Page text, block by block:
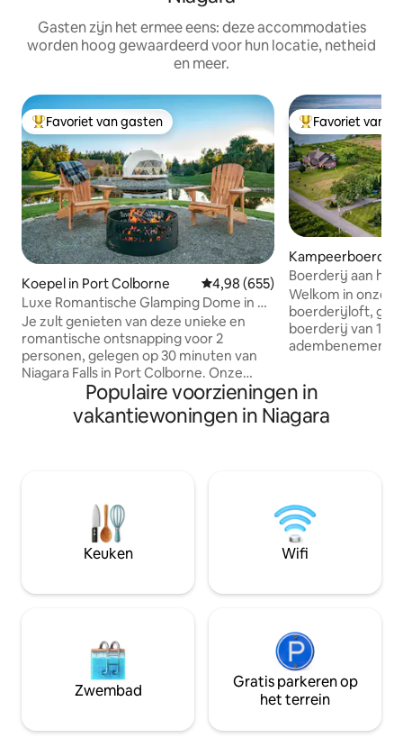
Gasten zijn het ermee eens: deze accommodaties
worden hoog gewaardeerd voor hun locatie, netheid
en meer.
Topfavoriet van gasten
Favoriet van gasten
Koepel in Port Colborne Gemiddelde beoordeling van
4,98 (655)
Luxe Romantische Glamping Dome in de
buurt van Niagara Falls
Je zult genieten van deze unieke en
romantische ontsnapping voor 2
personen, gelegen op 30 minuten van
Niagara Falls in Port Colborne. Onze
geodome van 400 m ² biedt alle
voorzieningen die nodig zijn voor een
ontspannen, romantisch uitje.
Geniet van een open haard, een
bubbelbad, een comfortabel queensize
bed, een eigen terras met een vuurtafel,
een buitendouche, een vuurplaats op je
airconditioning en wifi.
Topfavoriet van
Favoriet van
n
Boerderij aan het
Vuurplaats |
Welkom in onze
boerderijloft,
boerderij van 10
adembenemend
perfecte mix
biologische luxe. Ons huis heeft een
open leefruimte
en een
momenteel aan
zitten tussen gewassen
ontsnapping en
Populaire voorzieningen in
vakantiewoningen in Niagara
Keuken Wifi
Zwembad
Gratis parkeren op
het terrein